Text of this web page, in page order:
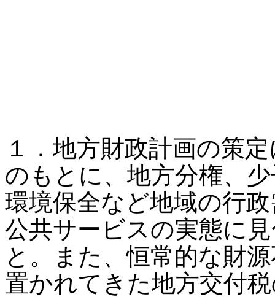
１．地方財政計画の策
のもとに、地方分権、
環境保全など地域の行
公共サービスの実態に
と。また、恒常的な財
置かれてきた地方交付